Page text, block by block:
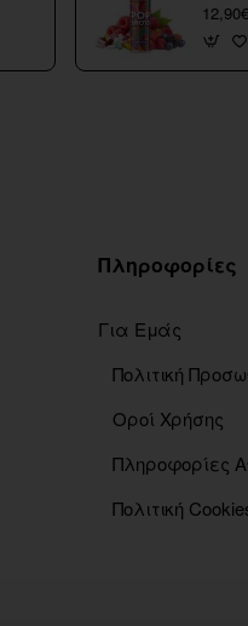
12,90€
Πληροφορίες
Για Εμάς
Οροί Χρήσης
Πολιτική